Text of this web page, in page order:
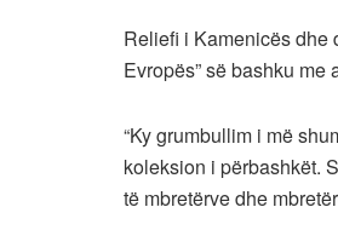
Reliefi i Kamenicës dhe
Evropës” së bashku
“Ky grumbullim i më
koleksion i përbashkët.
të mbretërve dhe